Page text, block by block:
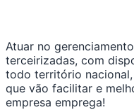
Atuar no
terceirizadas, com
todo território
que vão facilitar e
empresa emprega!